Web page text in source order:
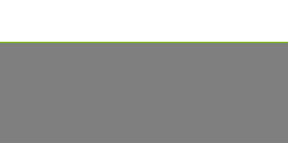
протезирования» (экспериментальное исследование);
«Имплантаты для биоактивного кастомизированного остеосинтеза»